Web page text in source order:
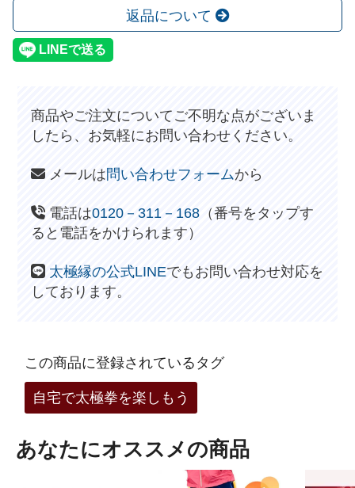
返品について
商品やご注文についてご不明な点がございま
したら、お気軽にお問い合わせください。
メールは問い合わせフォームから
電話は0120－311－168 （番号をタップす
ると電話をかけられます）
太極縁の公式LINEでもお問い合わせ対応を
しております。
この商品に登録されているタグ
自宅で太極拳を楽しもう
あなたにオススメの商品